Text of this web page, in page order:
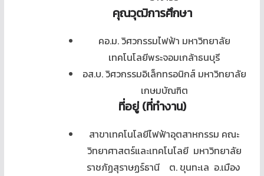
คุณวุฒิการศึกษา
คอ.ม. วิศวกรรมไฟฟ้า มหาวิทยาลัย
เทคโนโลยีพระจอมเกล้าธนบุรี
อส.บ. วิศวกรรมอิเล็กทรอนิกส์ มหาวิทยาลัย
เกษมบัณฑิต
ที่อยู่ (ที่ทำงาน)
สาขาเทคโนโลยีไฟฟ้าอุตสาหกรรม คณะ
วิทยาศาสตร์และเทคโนโลยี มหาวิทยาลัย
ราชภัฏสุราษฏร์ธานี ต. ขุนทะเล อ.เมือง